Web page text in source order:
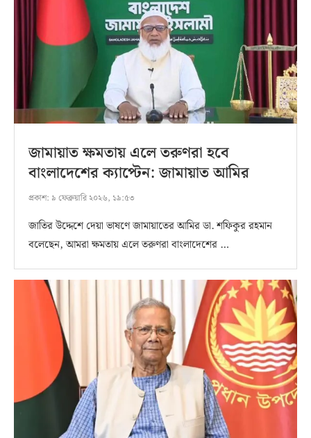
জামায়াত ক্ষমতায় এলে তরুণরা হবে
বাংলাদেশের ক্যাপ্টেন: জামায়াত আমির
প্রকাশ: ৯ ফেব্রুয়ারি ২০২৬, ১৯:৫৩
জাতির উদ্দেশে দেয়া ভাষণে জামায়াতের আমির ডা. শফিকুর রহমান
বলেছেন, আমরা ক্ষমতায় এলে তরুণরা বাংলাদেশের …